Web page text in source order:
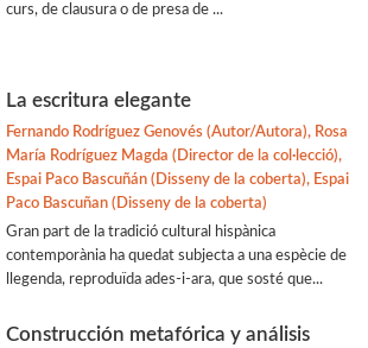
curs, de clausura o de presa de ...
La escritura elegante
Fernando Rodríguez Genovés (Autor/Autora), Rosa
María Rodríguez Magda (Director de la col·lecció),
Espai Paco Bascuñán (Disseny de la coberta), Espai
Paco Bascuñan (Disseny de la coberta)
Gran part de la tradició cultural hispànica
contemporània ha quedat subjecta a una espècie de
llegenda, reproduïda ades-i-ara, que sosté que...
Construcción metafórica y análisis